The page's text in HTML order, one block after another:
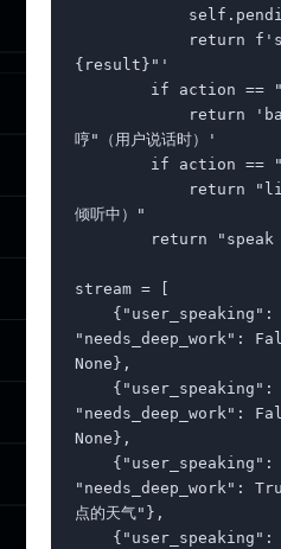
{result}"'
哼"（用户说话时）'
倾听中）"
stream = [
"needs_deep_work":
None},
"needs_deep_work":
None},
"needs_deep_work":
点的天气"},